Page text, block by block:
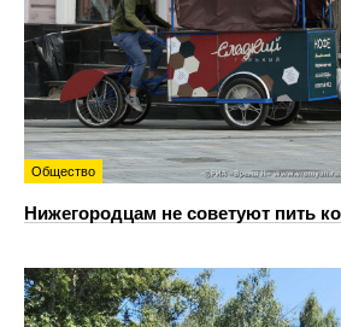
Общество
Нижегородцам не советуют пить